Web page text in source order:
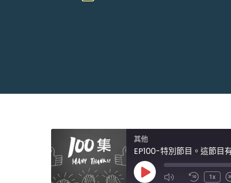
其他
EP100-特別節目。這節目
Play
1x